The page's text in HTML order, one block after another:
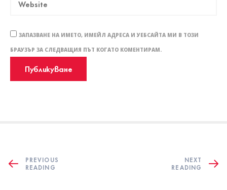
ЗАПАЗВАНЕ НА ИМЕТО, ИМЕЙЛ АДРЕСА И УЕБСАЙТА МИ В ТОЗИ
БРАУЗЪР ЗА СЛЕДВАЩИЯ ПЪТ КОГАТО КОМЕНТИРАМ.
PREVIOUS
READING
NEXT
READING